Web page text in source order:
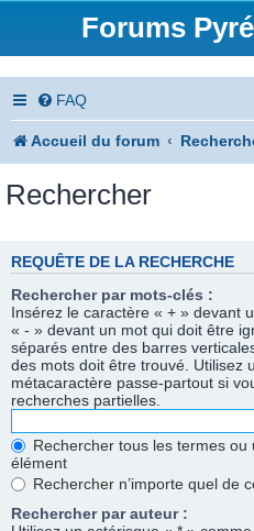
Forums
FAQ
Accueil du forum
Rechercher
REQUÊTE DE LA RECHERCHE
Rechercher par mots-clés :
Insérez le caractère « + » devant
« - » devant un mot qui doit être
séparés entre des barres
des mots doit être trouvé. Utilisez
métacaractère passe-partout si
recherches partielles.
Rechercher tous les termes
élément
Rechercher n’importe quel de
Rechercher par auteur :